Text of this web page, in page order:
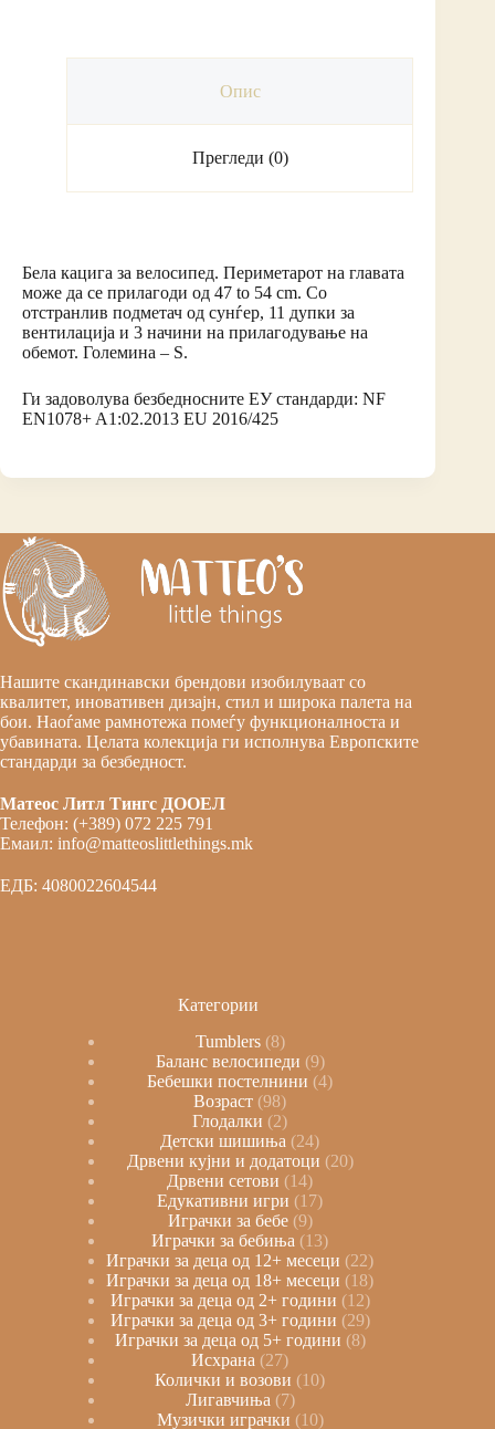
Опис
Прегледи (0)
Бела кацига за велосипед. Периметарот на главата
може да се прилагоди од 47 to 54 cm. Со
отстранлив подметач од сунѓер, 11 дупки за
вентилација и 3 начини на прилагодување на
обемот. Големина – S.
Ги задоволува безбедносните ЕУ стандарди: NF
EN1078+ A1:02.2013 EU 2016/425
Нашите скандинавски брендови изобилуваат со
квалитет, иновативен дизајн, стил и широка палета на
бои. Наоѓаме рамнотежа помеѓу функционалноста и
убавината. Целата колекција ги исполнува Европските
стандарди за безбедност.
Матеос Литл Тингс ДООЕЛ
Телефон: (+389) 072 225 791
Емаил: info@matteoslittlethings.mk
ЕДБ: 4080022604544
Категории
Tumblers 8
Баланс велосипеди 9
Бебешки постелнини 4
Возраст 98
Глодалки
2
Детски шишиња
24
Дрвени кујни и додатоци 20
Дрвени сетови
14
Едукативни игри
17
Играчки за бебе 9
Играчки за бебиња
13
Играчки за деца од 12+ месеци
22
Играчки за деца од 18+ месеци
18
Играчки за деца од 2+ години 12
Играчки за деца од 3+ години 29
Играчки за деца од 5+ години 8
Исхрана
27
Колички и возови
10
Лигавчиња 7
Музички играчки 10